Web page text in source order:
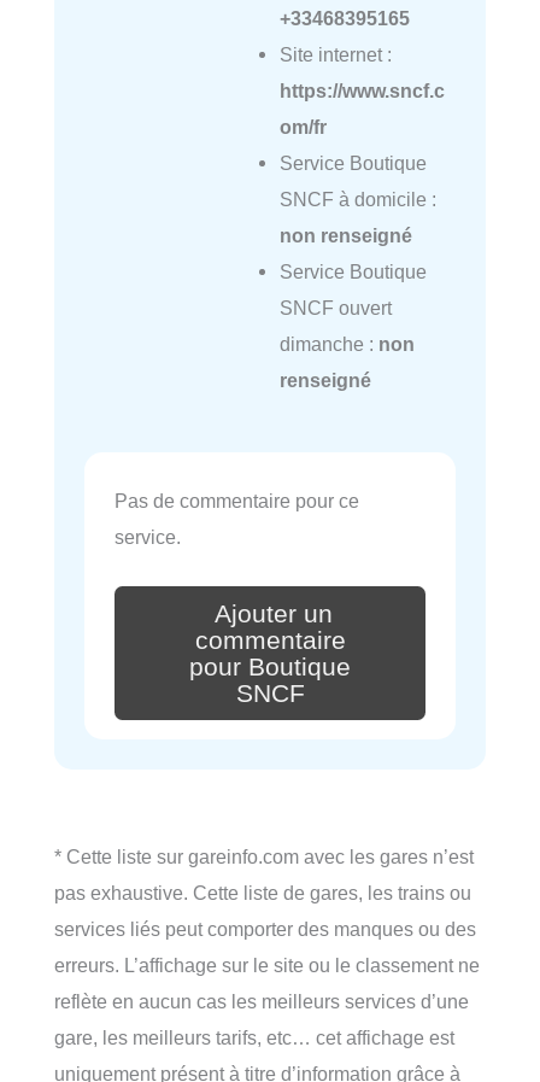
+33468395165
Site internet :
https://www.sncf.c
om/fr
Service Boutique
SNCF à domicile :
non renseigné
Service Boutique
SNCF ouvert
dimanche : non
renseigné
Pas de commentaire pour ce
service.
Ajouter un
commentaire
pour Boutique
SNCF
* Cette liste sur gareinfo.com avec les gares n’est
pas exhaustive. Cette liste de gares, les trains ou
services liés peut comporter des manques ou des
erreurs. L’affichage sur le site ou le classement ne
reflète en aucun cas les meilleurs services d’une
gare, les meilleurs tarifs, etc… cet affichage est
uniquement présent à titre d’information grâce à